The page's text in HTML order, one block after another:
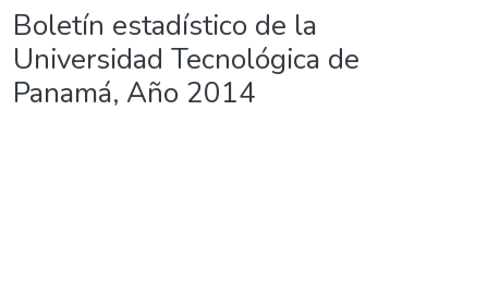
Boletín estadístico de la
Universidad Tecnológica de
Panamá, Año 2014